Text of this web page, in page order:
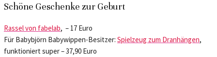
Schöne Geschenke zur Geburt
Rassel von fabelab, – 17 Euro
Für Babybjörn Babywippen-Besitzer: Spielzeug zum Dranhängen,
funktioniert super – 37,90 Euro